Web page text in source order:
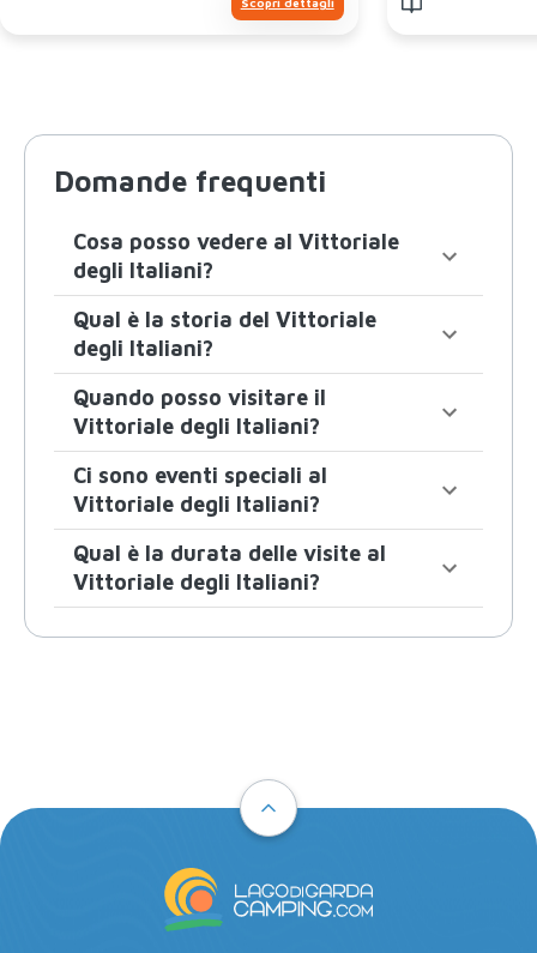
Domande frequenti
Cosa posso vedere al Vittoriale
degli Italiani?
Qual è la storia del Vittoriale
degli Italiani?
Quando posso visitare il
Vittoriale degli Italiani?
Ci sono eventi speciali al
Vittoriale degli Italiani?
Qual è la durata delle visite al
Vittoriale degli Italiani?